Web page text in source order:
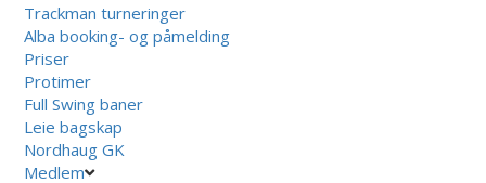
Trackman turneringer
Alba booking- og påmelding
Priser
Protimer
Full Swing baner
Leie bagskap
Nordhaug GK
Medlem